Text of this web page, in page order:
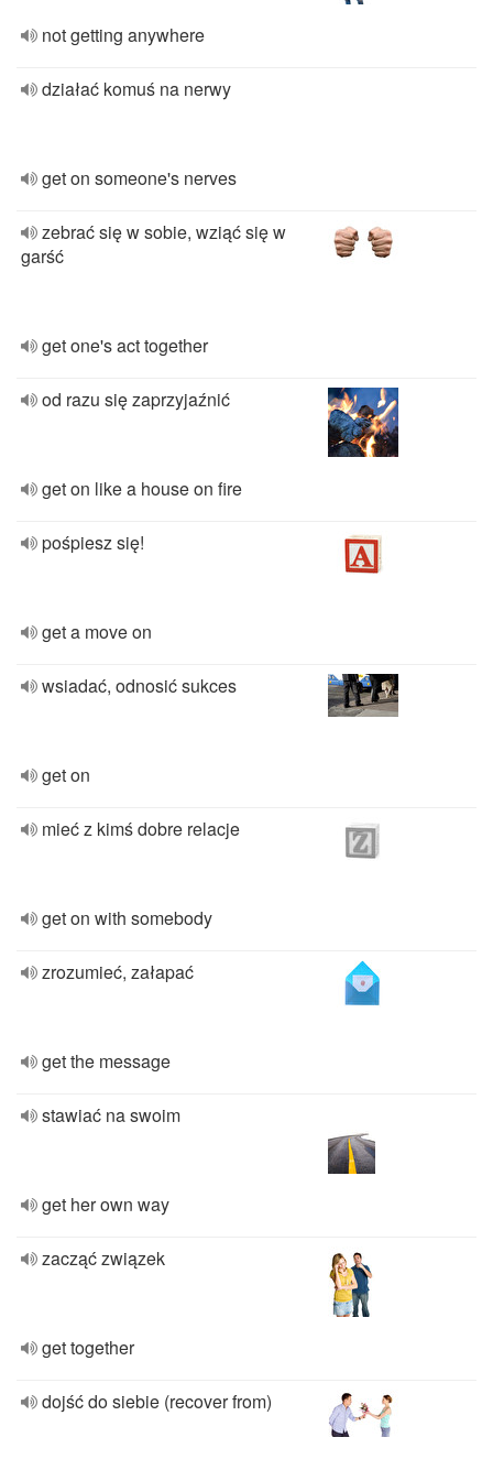
not getting anywhere
działać komuś na nerwy
get on someone's nerves
zebrać się w sobie, wziąć się w
garść
get one's act together
od razu się zaprzyjaźnić
get on like a house on fire
pośpiesz się!
get a move on
wsiadać, odnosić sukces
get on
mieć z kimś dobre relacje
get on with somebody
zrozumieć, załapać
get the message
stawiać na swoim
get her own way
zacząć związek
get together
dojść do siebie (recover from)